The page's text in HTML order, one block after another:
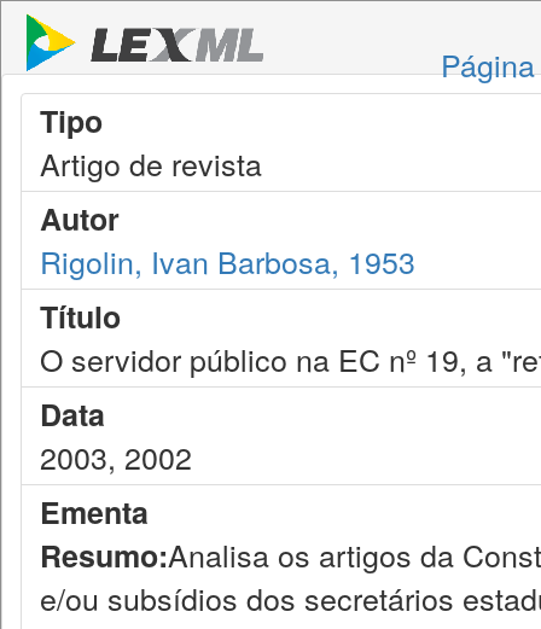
Tipo
Artigo de revista
Autor
Rigolin, Ivan Barbosa, 1953
Título
O servidor público na EC nº 19, a
Data
2003, 2002
Ementa
Resumo:Analisa os artigos da
e/ou subsídios dos secretários